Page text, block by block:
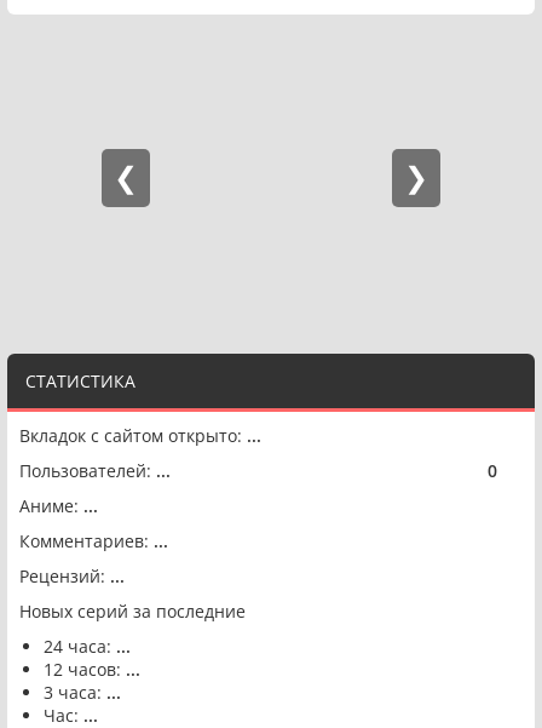
СТАТИСТИКА
Вкладок с сайтом открыто: ...
Пользователей: ... 0
Аниме: ...
Комментариев: ...
Рецензий: ...
Новых серий за последние
24 часа: ...
12 часов: ...
3 часа: ...
Час: ...